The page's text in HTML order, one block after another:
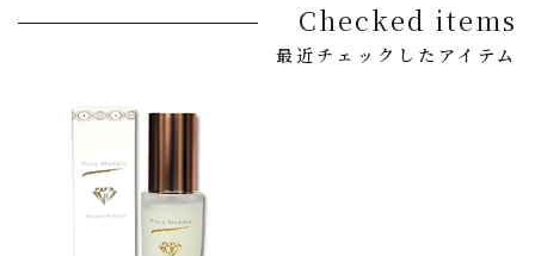
Checked items
最近チェックしたアイテム